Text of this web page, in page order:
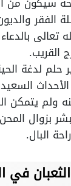
الفقر
تعالى
القريب.
حلم لدغة
الأحداث
ولم يتمكن
بزوال
البال.
في